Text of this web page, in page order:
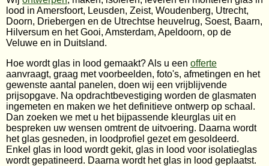
lood in Amersfoort, Leusden, Zeist, Woudenberg, Utrecht,
Doorn, Driebergen en de Utrechtse heuvelrug, Soest, Baarn,
Hilversum en het Gooi, Amsterdam, Apeldoorn, op de
Veluwe en in Duitsland.
Hoe wordt glas in lood gemaakt? Als u een offerte
aanvraagt, graag met voorbeelden, foto's, afmetingen en het
gewenste aantal panelen, doen wij een vrijblijvende
prijsopgave. Na opdrachtbevestiging worden de glasmaten
ingemeten en maken we het definitieve ontwerp op schaal.
Dan zoeken we met u het bijpassende kleurglas uit en
bespreken uw wensen omtrent de uitvoering. Daarna wordt
het glas gesneden, in loodprofiel gezet em gesoldeerd.
Enkel glas in lood wordt gekit, glas in lood voor isolatieglas
wordt gepatineerd. Daarna wordt het glas in lood geplaatst.